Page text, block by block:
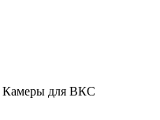
Камеры для ВКС